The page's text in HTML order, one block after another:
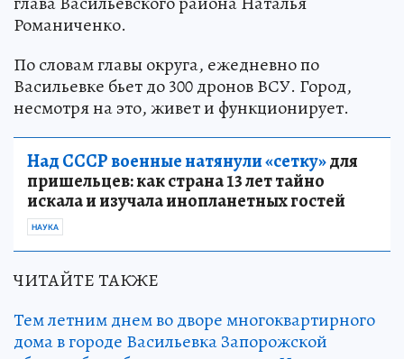
Романиченко.
По словам главы округа, ежедневно по
Васильевке бьет до 300 дронов ВСУ. Город,
несмотря на это, живет и функционирует.
Над СССР военные натянули «сетку»для
пришельцев: как страна 13 лет тайно
искала и изучала инопланетных гостей
НАУКА
ЧИТАЙТЕ ТАКЖЕ
Тем летним днем во дворе многоквартирного
дома в городе Васильевка Запорожской